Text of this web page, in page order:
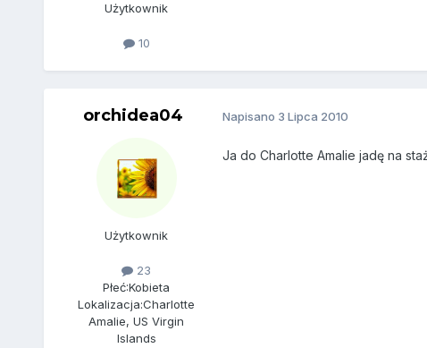
Użytkownik
10
orchidea04
Użytkownik
23
Płeć:Kobieta
Lokalizacja:Charlotte
Amalie, US Virgin
Islands
Napisano 3 Lipca 2010
Ja do Charlotte Amalie jadę na